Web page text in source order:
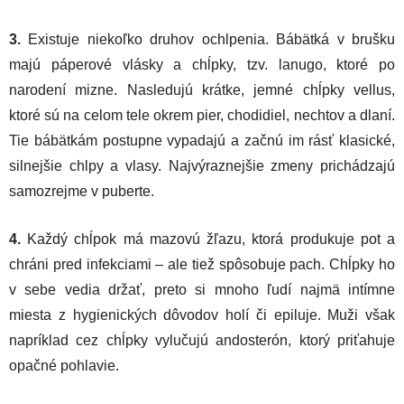
3. Existuje niekoľko druhov ochlpenia. Bábätká v brušku
majú páperové vlásky a chĺpky, tzv. lanugo, ktoré po
narodení mizne. Nasledujú krátke, jemné chĺpky vellus,
ktoré sú na celom tele okrem pier, chodidiel, nechtov a dlaní.
Tie bábätkám postupne vypadajú a začnú im rásť klasické,
silnejšie chlpy a vlasy. Najvýraznejšie zmeny prichádzajú
samozrejme v puberte.
4. Každý chĺpok má mazovú žľazu, ktorá produkuje pot a
chráni pred infekciami – ale tiež spôsobuje pach. Chĺpky ho
v sebe vedia držať, preto si mnoho ľudí najmä intímne
miesta z hygienických dôvodov holí či epiluje. Muži však
napríklad cez chĺpky vylučujú andosterón, ktorý priťahuje
opačné pohlavie.